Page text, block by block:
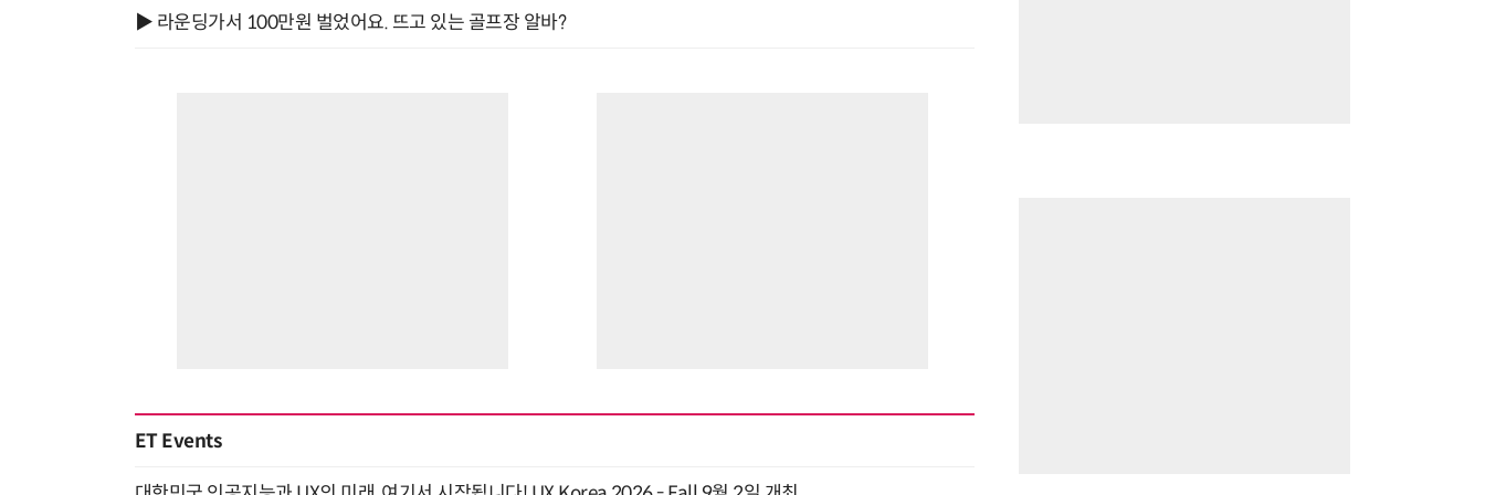
▶ 라운딩가서 100만원 벌었어요. 뜨고 있는 골프장 알바?
ET Events